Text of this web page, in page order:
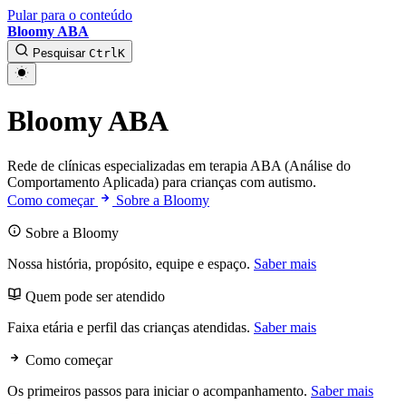
Pular para o conteúdo
Bloomy ABA
Pesquisar CtrlK
Bloomy ABA
Rede de clínicas especializadas em terapia ABA (Análise do
Comportamento Aplicada) para crianças com autismo.
Como começar
Sobre a Bloomy
Sobre a Bloomy
Nossa história, propósito, equipe e espaço. Saber mais
Quem pode ser atendido
Faixa etária e perfil das crianças atendidas. Saber mais
Como começar
Os primeiros passos para iniciar o acompanhamento. Saber mais